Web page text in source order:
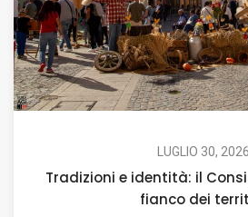
LUGLIO 30, 2026
Tradizioni e identità: il
fianco dei